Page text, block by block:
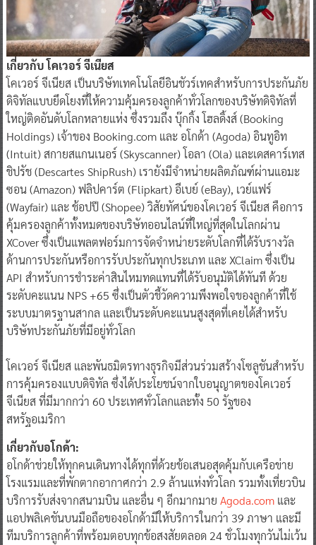
เกี่ยวกับ โคเวอร์ จีเนียส
โคเวอร์ จีเนียส เป็นบริษัทเทคโนโลยีอินชัวร์เทคสำหรับการประกันภัย
ดิจิทัลแบบยึดโยงที่ให้ความคุ้มครองลูกค้าทั่วโลกของบริษัทดิจิทัลที่
ใหญ่ติดอันดับโลกหลายแห่ง ซึ่งรวมถึง บุ๊กกิ้ง โฮลดิ้งส์ (Booking
Holdings) เจ้าของ Booking.com และ อโกด้า (Agoda) อินทูอิท
(Intuit) สกายสแกนเนอร์ (Skyscanner) โอลา (Ola) และเดสคาร์เทส
ชิปรัช (Descartes ShipRush) เรายังมีจำหน่ายผลิตภัณฑ์ผ่านแอมะ
ซอน (Amazon) ฟลิปคาร์ต (Flipkart) อีเบย์ (eBay), เวย์แฟร์
(Wayfair) และ ช้อปปี (Shopee) วิสัยทัศน์ของโคเวอร์ จีเนียส คือการ
คุ้มครองลูกค้าทั้งหมดของบริษัทออนไลน์ที่ใหญ่ที่สุดในโลกผ่าน
XCover ซึ่งเป็นแพลตฟอร์มการจัดจำหน่ายระดับโลกที่ได้รับรางวัล
ด้านการประกันหรือการรับประกันทุกประเภท และ XClaim ซึ่งเป็น
API สำหรับการชำระค่าสินไหมทดแทนที่ได้รับอนุมัติได้ทันที ด้วย
ระดับคะแนน NPS +65 ซึ่งเป็นตัวชี้วัดความพึงพอใจของลูกค้าที่ใช้
ระบบมาตรฐานสากล และเป็นระดับคะแนนสูงสุดที่เคยได้สำหรับ
บริษัทประกันภัยที่มีอยู่ทั่วโลก
โคเวอร์ จีเนียส และพันธมิตรทางธุรกิจมีส่วนร่วมสร้างโซลูชันสำหรับ
การคุ้มครองแบบดิจิทัล ซึ่งได้ประโยชน์จากใบอนุญาตของโคเวอร์
จีเนียส ที่มีมากกว่า 60 ประเทศทั่วโลกและทั้ง 50 รัฐของ
สหรัฐอเมริกา
เกี่ยวกับอโกด้า:
อโกด้าช่วยให้ทุกคนเดินทางได้ทุกที่ด้วยข้อเสนอสุดคุ้มกับเครือข่าย
โรงแรมและที่พักตากอากาศกว่า 2.9 ล้านแห่งทั่วโลก รวมทั้งเที่ยวบิน
บริการรับส่งจากสนามบิน และอื่น ๆ อีกมากมาย Agoda.comและ
แอปพลิเคชันบนมือถือของอโกด้ามีให้บริการในกว่า 39 ภาษา และมี
ทีมบริการลูกค้าที่พร้อมตอบทุกข้อสงสัยตลอด 24 ชั่วโมงทุกวันไม่เว้น